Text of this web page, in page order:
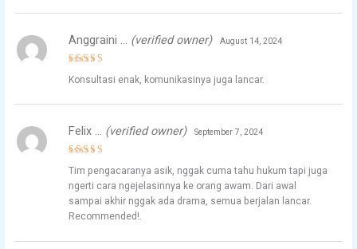
Rated
out of 5
Anggraini … (verified owner) August 14, 2024
Konsultasi enak, komunikasinya juga lancar.
out of 5
Felix … (verified owner) September 7, 2024
Tim pengacaranya asik, nggak cuma tahu hukum tapi juga
ngerti cara ngejelasinnya ke orang awam. Dari awal
sampai akhir nggak ada drama, semua berjalan lancar.
Recommended!.